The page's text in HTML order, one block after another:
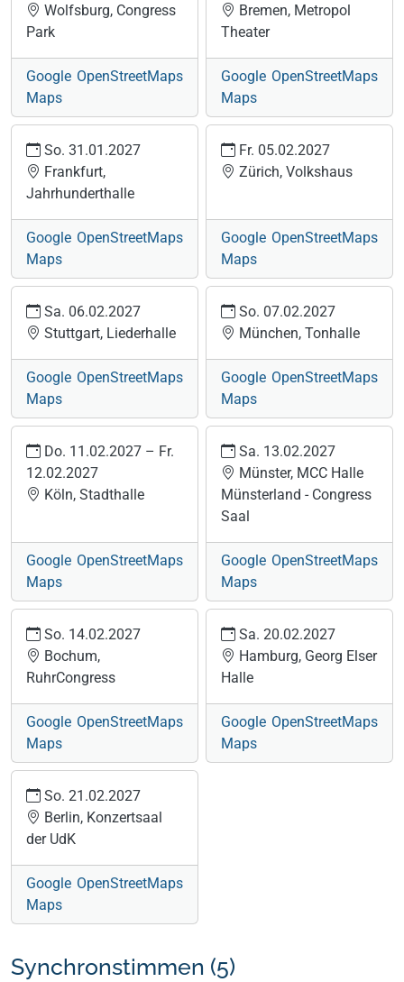
Wolfsburg, Congress
Park
Google
Maps
OpenStreetMaps
Bremen, Metropol
Theater
Google
Maps
OpenStreetMaps
So. 31.01.2027
Frankfurt,
Jahrhunderthalle
Google
Maps
OpenStreetMaps
Fr. 05.02.2027
Zürich, Volkshaus
Google
Maps
OpenStreetMaps
Sa. 06.02.2027
Stuttgart, Liederhalle
Google
Maps
OpenStreetMaps
So. 07.02.2027
München, Tonhalle
Google
Maps
OpenStreetMaps
Do. 11.02.2027 – Fr.
12.02.2027
Köln, Stadthalle
Google
Maps
OpenStreetMaps
Sa. 13.02.2027
Münster, MCC Halle
Münsterland - Congress
Saal
Google
Maps
OpenStreetMaps
So. 14.02.2027
Bochum,
RuhrCongress
Google
Maps
OpenStreetMaps
Sa. 20.02.2027
Hamburg, Georg Elser
Halle
Google
Maps
OpenStreetMaps
So. 21.02.2027
Berlin, Konzertsaal
der UdK
Google
Maps
OpenStreetMaps
Synchronstimmen (5)